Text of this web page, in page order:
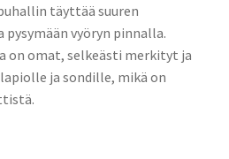
täyttää suuren
vyöryn pinnalla.
on omat, selkeästi merkityt ja
ja sondille, mikä on